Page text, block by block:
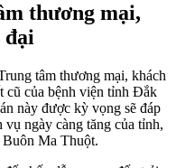
thương mại,
đại
tâm thương mại, khách
cũ của bệnh viện tỉnh Đắk
này được kỳ vọng sẽ đáp
ngày càng tăng của tỉnh,
Buôn Ma Thuột.